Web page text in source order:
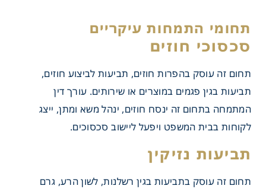
סכסוכי חוזים
תחום זה עוסק בהפרות חוזים, תביעות לביצוע חוזים,
תביעות בגין פגמים במוצרים או שירותים. עורך דין
המתמחה בתחום זה ינסח חוזים, ינהל משא ומתן, ייצג
לקוחות בבית המשפט ויפעל ליישוב סכסוכים.
תביעות נזיקין
תחום זה עוסק בתביעות בגין רשלנות, לשון הרע, גרם